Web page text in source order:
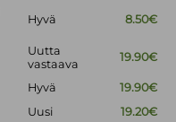
Hyvä 8.50€
Uutta
vastaava
19.90€
Hyvä
19.90€
Uusi 19.20€